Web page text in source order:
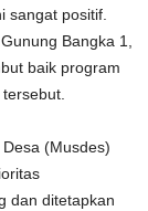
sangat positif.
Bangka 1,
baik program
(Musdes)
dan ditetapkan